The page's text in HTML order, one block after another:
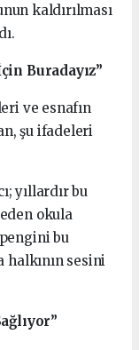
kaldırılması
Buradayız”
ve esnafın
şu ifadeleri
yıllardır bu
okula
bu
sesini